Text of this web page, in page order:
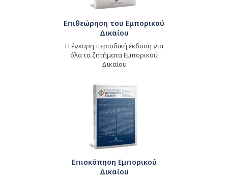
Επιθεώρηση του Εμπορικού
Δικαίου
Η έγκυρη περιοδική έκδοση για
όλα τα ζητήματα Εμπορικού
Δικαίου
Επισκόπηση Εμπορικού
Δικαίου